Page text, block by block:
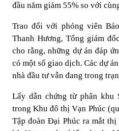
đầu năm giảm 55% so với
Trao đổi với phóng viên
Thanh Hương, Tổng giám
cho rằng, những dự án đáp
có một số giao dịch. Các dự
nhà đầu tư vẫn đang trong
Lấy dẫn chứng từ phân khu
trong Khu đô thị Vạn Phúc
Tập đoàn Đại Phúc ra mắt